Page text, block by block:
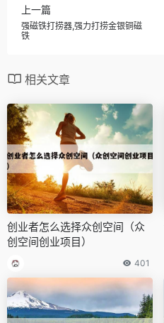
上一篇
强磁铁打捞器,强力打捞金银铜磁
铁
相关文章
创业者怎么选择众创空间（众
创空间创业项目）
401